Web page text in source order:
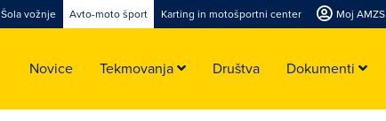
Šola vožnje Avto-moto šport Karting in motošportni center Moj AMZS
Novice Tekmovanja Društva Dokumenti